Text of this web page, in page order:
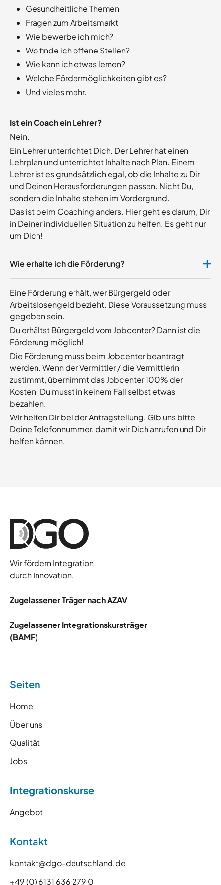
Gesundheitliche Themen
Fragen zum Arbeitsmarkt
Wie bewerbe ich mich?
Wo finde ich offene Stellen?
Wie kann ich etwas lernen?
Welche Fördermöglichkeiten gibt es?
Und vieles mehr.
Ist ein Coach ein Lehrer?
Nein.
Ein Lehrer unterrichtet Dich. Der Lehrer hat einen
Lehrplan und unterrichtet Inhalte nach Plan. Einem
Lehrer ist es grundsätzlich egal, ob die Inhalte zu Dir
und Deinen Herausforderungen passen. Nicht Du,
sondern die Inhalte stehen im Vordergrund.
Das ist beim Coaching anders. Hier geht es darum, Dir
in Deiner individuellen Situation zu helfen. Es geht nur
um Dich!
Wie erhalte ich die Förderung?
Eine Förderung erhält, wer Bürgergeld oder
Arbeitslosengeld bezieht. Diese Voraussetzung muss
gegeben sein.
Du erhältst Bürgergeld vom Jobcenter? Dann ist die
Förderung möglich!
Die Förderung muss beim Jobcenter beantragt
werden. Wenn der Vermittler / die Vermittlerin
zustimmt, übernimmt das Jobcenter 100% der
Kosten. Du musst in keinem Fall selbst etwas
bezahlen.
Wir helfen Dir bei der Antragstellung. Gib uns bitte
Deine Telefonnummer, damit wir Dich anrufen und Dir
helfen können.
Wir fördern Integration
durch Innovation.
Zugelassener Träger nach AZAV
Zugelassener Integrationskursträger
(BAMF)
Seiten
Home
Über uns
Qualität
Jobs
Integrationskurse
Angebot
Kontakt
kontakt@dgo-deutschland.de
+49 (0) 6131 636 279 0